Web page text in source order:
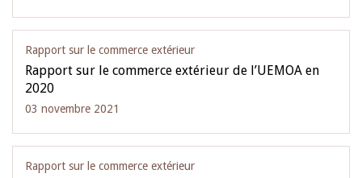
Rapport sur le commerce extérieur
Rapport sur le commerce extérieur de l’UEMOA en
2020
03 novembre 2021
Rapport sur le commerce extérieur